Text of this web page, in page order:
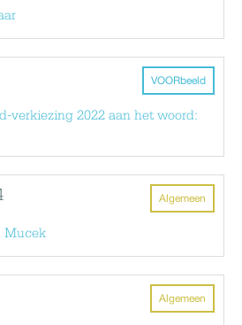
VOORbeeld
verkiezing 2022 aan het woord:
Algemeen
Mucek
Algemeen